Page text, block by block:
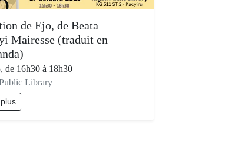
de Ejo, de Beata
Mairesse (traduit en
de 16h30 à 18h30
Library